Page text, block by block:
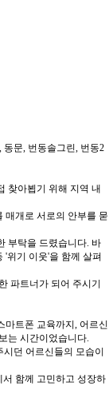
동문, 번동솔그린, 번동2
찾아뵙기 위해 지역 내
매개로 서로의 안부를 묻
부탁을 드렸습니다. 바
'위기 이웃'을 함께 살펴
파트너가 되어 주시기
마트폰 교육까지, 어르신
는 시간이었습니다.
던 어르신들의 모습이
함께 고민하고 성장하